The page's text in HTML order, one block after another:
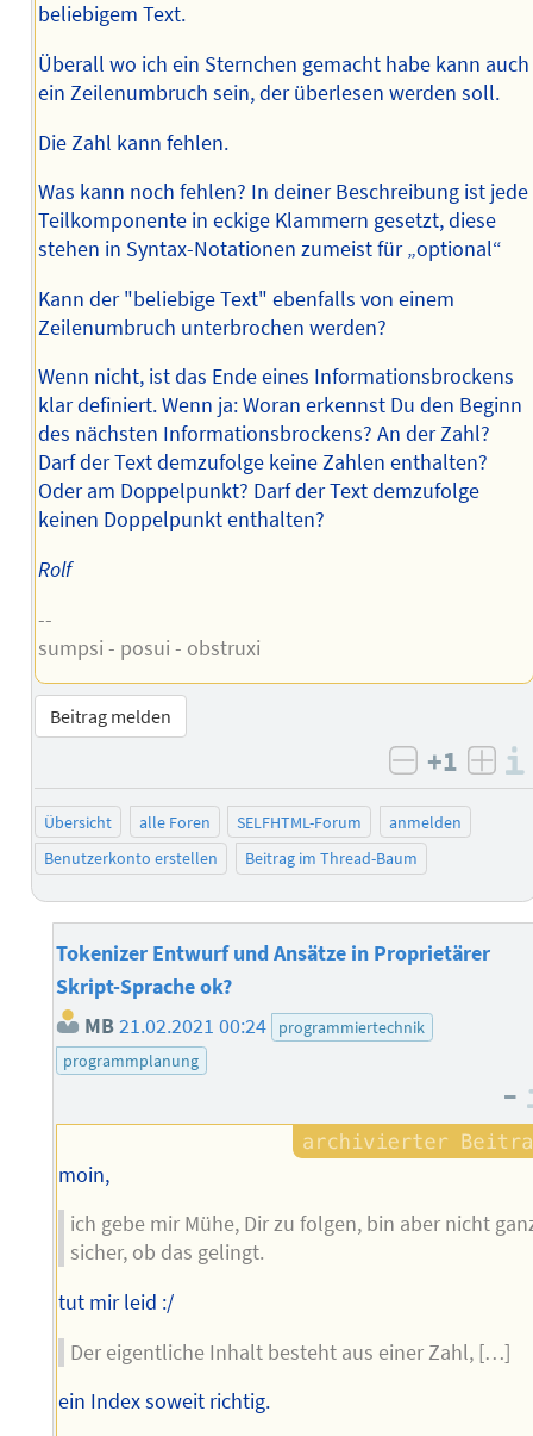
beliebigem Text.
Überall wo ich ein Sternchen gemacht habe kann auch
ein Zeilenumbruch sein, der überlesen werden soll.
Die Zahl kann fehlen.
Was kann noch fehlen? In deiner Beschreibung ist jede
Teilkomponente in eckige Klammern gesetzt, diese
stehen in Syntax-Notationen zumeist für „optional“
Kann der "beliebige Text" ebenfalls von einem
Zeilenumbruch unterbrochen werden?
Wenn nicht, ist das Ende eines Informationsbrockens
klar definiert. Wenn ja: Woran erkennst Du den Beginn
des nächsten Informationsbrockens? An der Zahl?
Darf der Text demzufolge keine Zahlen enthalten?
Oder am Doppelpunkt? Darf der Text demzufolge
keinen Doppelpunkt enthalten?
Rolf
--
sumpsi - posui - obstruxi
Beitrag melden
negativ
+1
Übersicht alle Foren SELFHTML-Forum
anmelden
Benutzerkonto erstellen
Beitrag im Thread-Baum
Tokenizer Entwurf und Ansätze in Proprietärer
Skript-Sprache ok?
MB21.02.2021 00:24
programmiertechnik
programmplanung
–
moin,
ich gebe mir Mühe, Dir zu folgen, bin aber nicht
sicher, ob das gelingt.
tut mir leid :/
Der eigentliche Inhalt besteht aus einer Zahl, […]
ein Index soweit richtig.